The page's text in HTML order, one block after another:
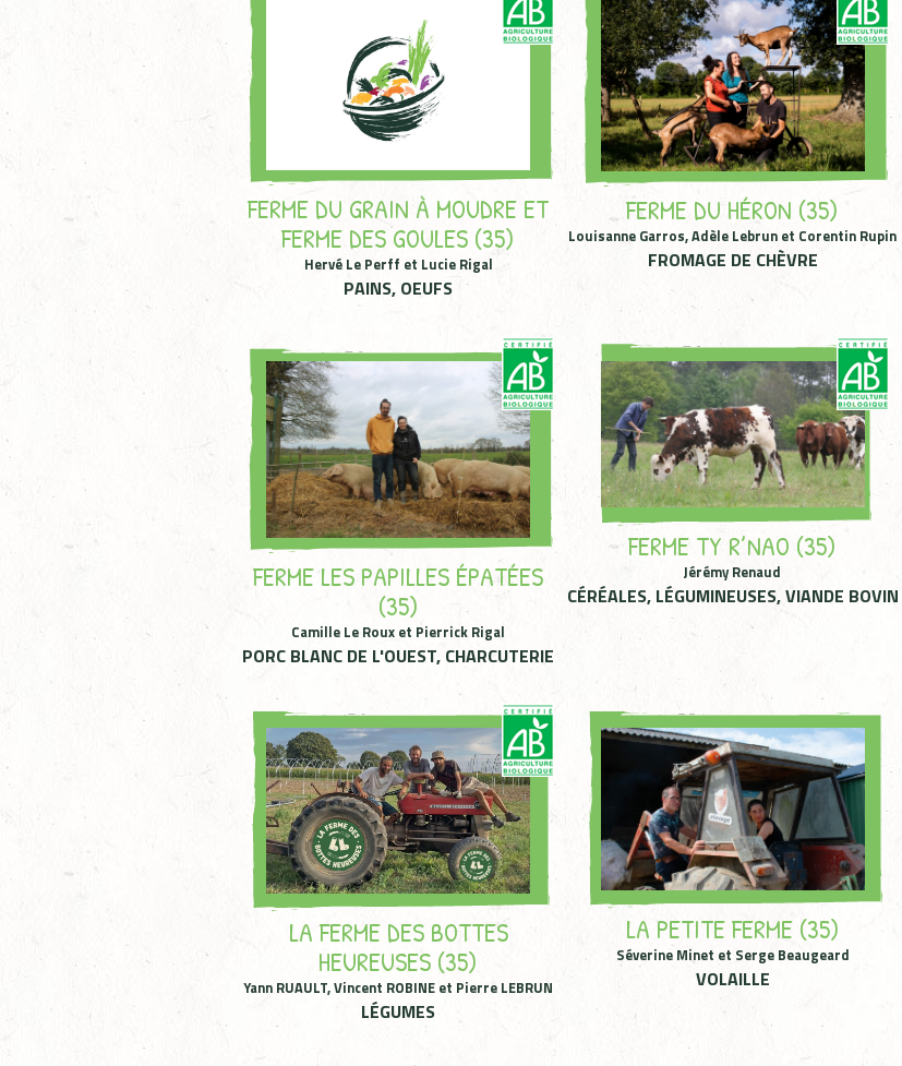
FERME DU GRAIN À MOUDRE ET
FERME DES GOULES (35)
Hervé Le Perff et Lucie Rigal
PAINS, OEUFS
FERME DU HÉRON (35)
Louisanne Garros, Adèle Lebrun et Corentin Rupin
FROMAGE DE CHÈVRE
FERME LES PAPILLES ÉPATÉES
(35)
Camille Le Roux et Pierrick Rigal
PORC BLANC DE L'OUEST, CHARCUTERIE
FERME TY R’NAO (35)
Jérémy Renaud
CÉRÉALES, LÉGUMINEUSES, VIANDE BOVIN
LA FERME DES BOTTES
HEUREUSES (35)
Yann RUAULT, Vincent ROBINE et Pierre LEBRUN
LÉGUMES
LA PETITE FERME (35)
Séverine Minet et Serge Beaugeard
VOLAILLE